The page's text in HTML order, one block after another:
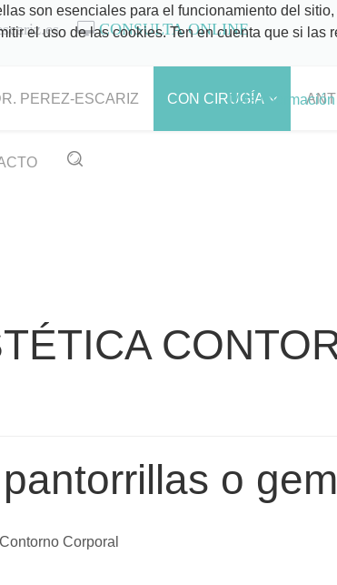
CONSULTA ONLINE
PEREZ-ESCARIZ CON CIRUGÍA
o
Corporal
son esenciales para el funcionamiento del
el uso de las cookies. Ten en cuenta que si
Más información